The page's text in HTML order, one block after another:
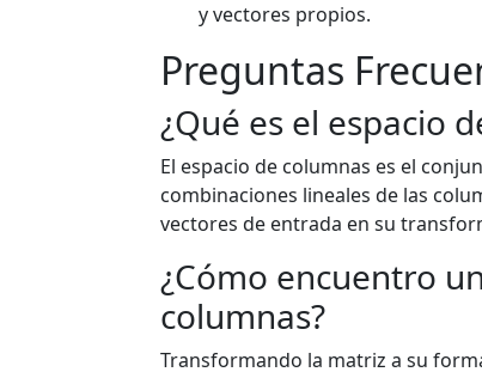
y vectores propios.
Preguntas
¿Qué es el espacio
El espacio de columnas es el
combinaciones lineales de las
vectores de entrada en su
¿Cómo encuentro
columnas?
Transformando la matriz a su